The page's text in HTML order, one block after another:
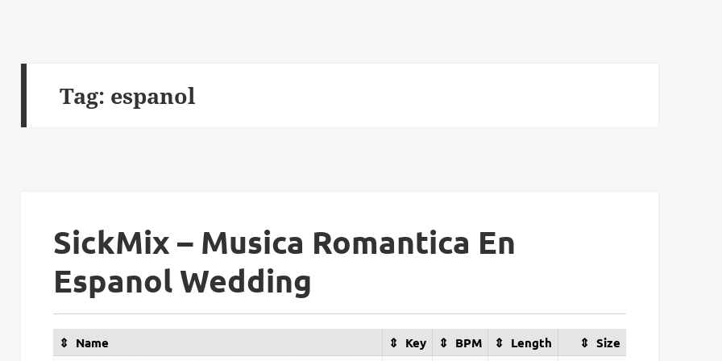
Tag: espanol
SickMix – Musica Romantica En
Espanol Wedding
Name Key BPM Length Size